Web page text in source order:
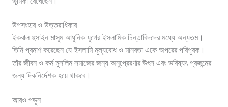
উপসংহার ও উত্তরাধিকার
ইকবাল হুসাইন মাসুম আধুনিক যুগের ইসলামিক চিন্তাবিদদের মধ্যে অন্যতম।
তিনি প্রমাণ করেছেন যে ইসলামি মূল্যবোধ ও মানবতা একে অপরের পরিপূরক।
তাঁর জীবন ও কর্ম মুসলিম সমাজের জন্য অনুপ্রেরণার উৎস এবং ভবিষ্যৎ প্রজন্মের
জন্য দিকনির্দেশক হয়ে থাকবে।
আরও পড়ুন